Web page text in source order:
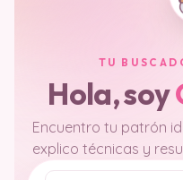
TU
Hola, soy
Encuentro tu patrón
explico técnicas y